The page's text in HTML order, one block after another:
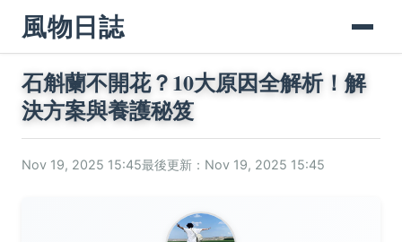
風物日誌
石斛蘭不開花？10大原因全解析！解
決方案與養護秘笈
Nov 19, 2025 15:45最後更新：Nov 19, 2025 15:45